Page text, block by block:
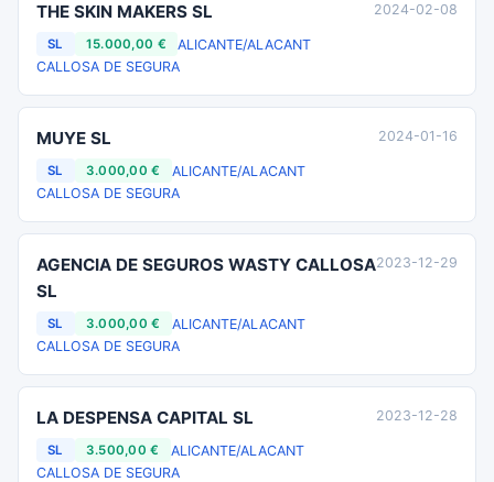
THE SKIN MAKERS SL
SL 15.000,00 €
ALICANTE/ALACANT
CALLOSA DE SEGURA
2024-02-08
MUYE SL
SL 3.000,00 €
ALICANTE/ALACANT
CALLOSA DE SEGURA
2024-01-16
AGENCIA DE SEGUROS WASTY CALLOSA
SL
SL 3.000,00 €
ALICANTE/ALACANT
CALLOSA DE SEGURA
2023-12-29
LA DESPENSA CAPITAL SL
SL 3.500,00 €
ALICANTE/ALACANT
CALLOSA DE SEGURA
2023-12-28